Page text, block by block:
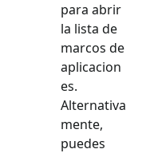
para abrir
la lista de
marcos de
aplicacion
es.
Alternativa
mente,
puedes